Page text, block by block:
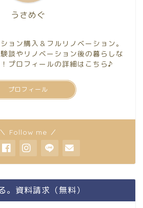
うさめぐ
ョン購入＆フルリノベーション。
談やリノベーション後の暮らしな
プロフィールの詳細はこちら♪
プロフィール
＼ Follow me ／
。資料請求（無料）